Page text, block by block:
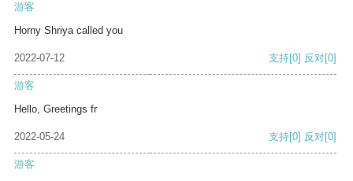
游客
Horny Shriya called you
2022-07-12 支持[0] 反对[0]
游客
Hello, Greetings fr
2022-05-24 支持[0] 反对[0]
游客